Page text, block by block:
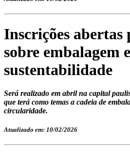
Inscrições
sobre embalagem e
sustentabilidade
Será realizado em abril na capital
que terá como temas a cadeia de
circularidade.
Atualizado em: 10/02/2026